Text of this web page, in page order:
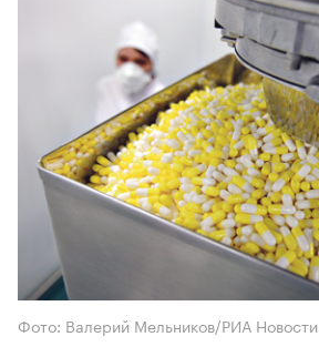
Фото: Валерий Мельников/РИА Новости